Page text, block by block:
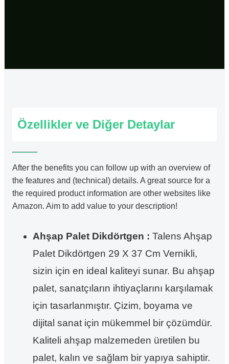
Özellikler ve Diğer Detaylar
After the benefits you can follow up with an overview of
the features and (technical) details. A great source for a
the required product information are other websites like
Amazon. Aim to add value to your description!
Ahşap Palet Dikdörtgen : Talens Ahşap
Palet Dikdörtgen 29 X 37 Cm Vernikli,
sizin için en ideal kaliteyi sunar. Bu ahşap
palet, sanatçıların ihtiyaçlarını karşılamak
için tasarlanmıştır. Çizim, boyama ve
dijital sanat için mükemmel bir çözümdür.
Kaliteli ahşap malzemeden üretilen bu
palet, kalın ve sağlam bir yapıya sahiptir.